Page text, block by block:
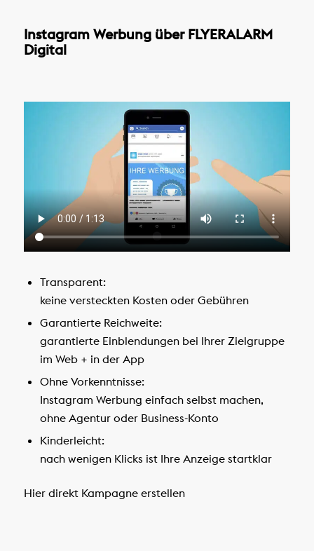
Instagram Werbung über FLYERALARM
Digital
Transparent:
keine versteckten Kosten oder Gebühren
Garantierte Reichweite:
garantierte Einblendungen bei Ihrer Zielgruppe
im Web + in der App
Ohne Vorkenntnisse:
Instagram Werbung einfach selbst machen,
ohne Agentur oder Business-Konto
Kinderleicht:
nach wenigen Klicks ist Ihre Anzeige startklar
Hier direkt Kampagne erstellen